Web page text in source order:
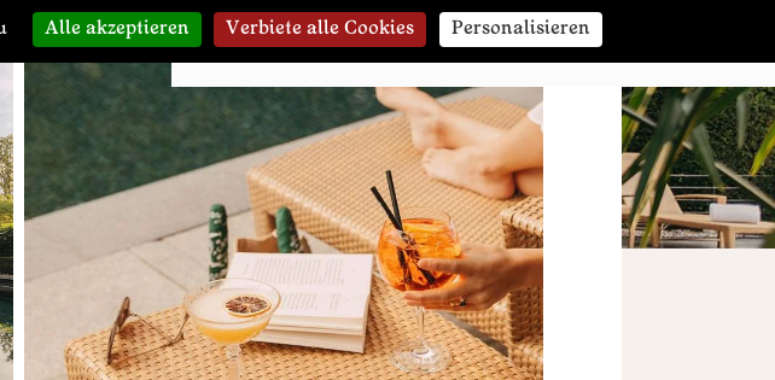
Galerie
KONTAKT & BUCHEN
Alle akzeptieren Verbiete alle Cookies Personalisieren